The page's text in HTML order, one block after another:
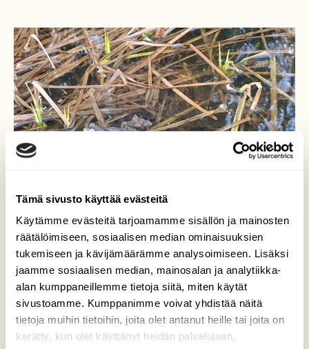
Tämä sivusto käyttää evästeitä
Käytämme evästeitä tarjoamamme sisällön ja mainosten
räätälöimiseen, sosiaalisen median ominaisuuksien
tukemiseen ja kävijämäärämme analysoimiseen. Lisäksi
jaamme sosiaalisen median, mainosalan ja analytiikka-
alan kumppaneillemme tietoja siitä, miten käytät
sivustoamme. Kumppanimme voivat yhdistää näitä
tietoja muihin tietoihin, joita olet antanut heille tai joita on
kerätty, kun olet käyttänyt heidän palvelujaan.
Sammakon kevättä
Sammakot kokoontuvat lammille.